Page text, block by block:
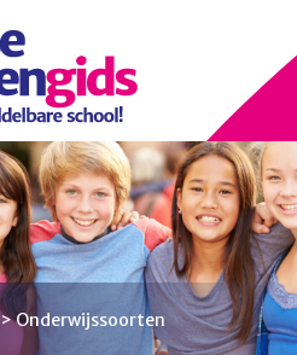
>Onderwijssoorten